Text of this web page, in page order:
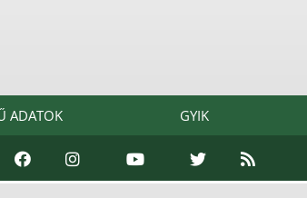
ADATOK GYIK